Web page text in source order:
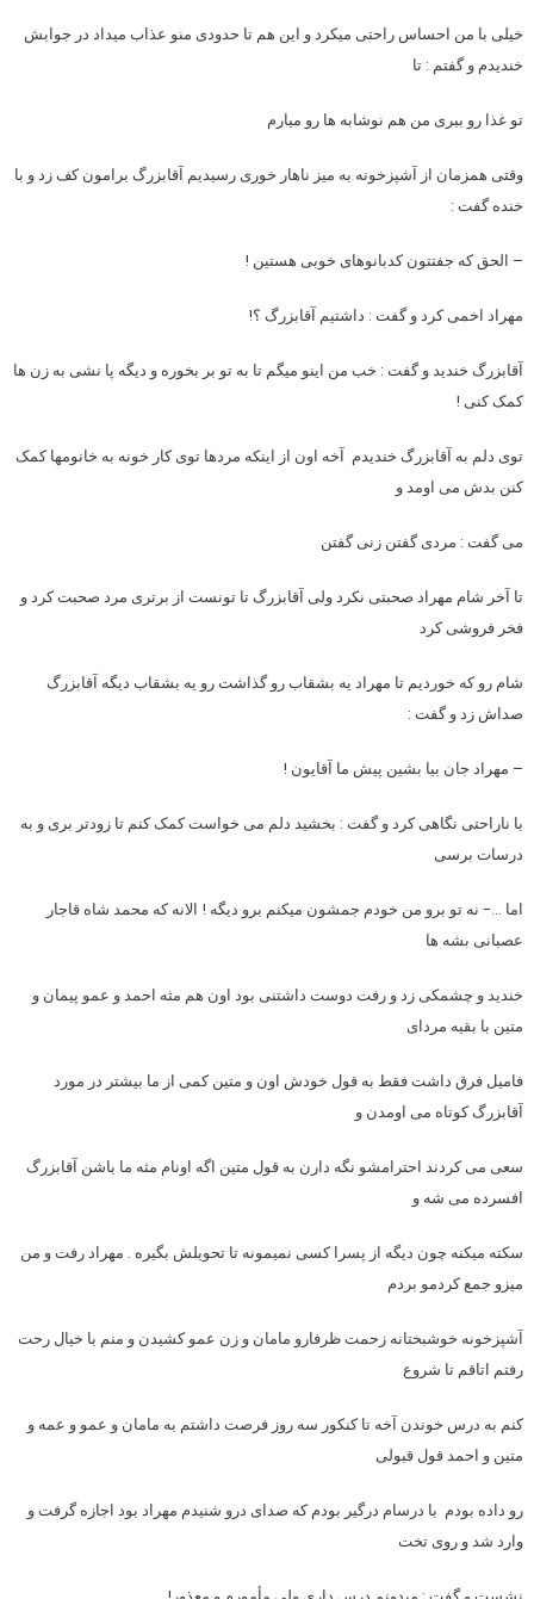
خیلی با من احساس راحتی میکرد و این هم تا حدودی منو عذاب میداد در جوابش
خندیدم و گفتم : تا
تو غذا رو ببری من هم نوشابه ها رو میارم
وقتی همزمان از آشپزخونه به میز ناهار خوری رسیدیم آقابزرگ برامون کف زد و با
خنده گفت :
– الحق که جفتتون کدبانوهای خوبی هستین !
مهراد اخمی کرد و گفت : داشتیم آقابزرگ ؟!
آقابزرگ خندید و گفت : خب من اینو میگم تا به تو بر بخوره و دیگه پا نشی به زن ها
کمک کنی !
توی دلم به آقابزرگ خندیدم آخه اون از اینکه مردها توی کار خونه به خانومها کمک
کنن بدش می اومد و
می گفت : مردی گفتن زنی گفتن
تا آخر شام مهراد صحبتی نکرد ولی آقابزرگ تا تونست از برتری مرد صحبت کرد و
فخر فروشی کرد
شام رو که خوردیم تا مهراد یه بشقاب رو گذاشت رو یه بشقاب دیگه آقابزرگ
صداش زد و گفت :
– مهراد جان بیا بشین پیش ما آقایون !
با ناراحتی نگاهی کرد و گفت : بخشید دلم می خواست کمک کنم تا زودتر بری و به
درسات برسی
اما …- نه تو برو من خودم جمشون میکنم برو دیگه ! الانه که محمد شاه قاجار
عصبانی بشه ها
خندید و چشمکی زد و رفت دوست داشتنی بود اون هم مثه احمد و عمو پیمان و
متین با بقیه مردای
فامیل فرق داشت فقط به قول خودش اون و متین کمی از ما بیشتر در مورد
آقابزرگ کوتاه می اومدن و
سعی می کردند احترامشو نگه دارن به قول متین اگه اونام مثه ما باشن آقابزرگ
افسرده می شه و
سکته میکنه چون دیگه از پسرا کسی نمیمونه تا تحویلش بگیره . مهراد رفت و من
میزو جمع کردمو بردم
آشپزخونه خوشبختانه زحمت ظرفارو مامان و زن عمو کشیدن و منم با خیال رحت
رفتم اتاقم تا شروع
کنم به درس خوندن آخه تا کنکور سه روز فرصت داشتم به مامان و عمو و عمه و
متین و احمد قول قبولی
رو داده بودم با درسام درگیر بودم که صدای درو شنیدم مهراد بود اجازه گرفت و
وارد شد و روی تخت